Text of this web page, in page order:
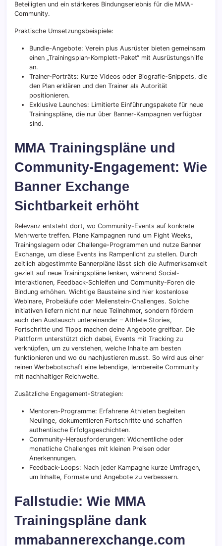
Beteiligten und ein stärkeres Bindungserlebnis für die MMA-
Community.
Praktische Umsetzungsbeispiele:
Bundle-Angebote: Verein plus Ausrüster bieten gemeinsam
einen „Trainingsplan-Komplett-Paket“ mit Ausrüstungshilfe
an.
Trainer-Porträts: Kurze Videos oder Biografie-Snippets, die
den Plan erklären und den Trainer als Autorität
positionieren.
Exklusive Launches: Limitierte Einführungspakete für neue
Trainingspläne, die nur über Banner-Kampagnen verfügbar
sind.
MMA Trainingspläne und
Community-Engagement: Wie
Banner Exchange
Sichtbarkeit erhöht
Relevanz entsteht dort, wo Community-Events auf konkrete
Mehrwerte treffen. Plane Kampagnen rund um Fight Weeks,
Trainingslagern oder Challenge-Programmen und nutze Banner
Exchange, um diese Events ins Rampenlicht zu stellen. Durch
zeitlich abgestimmte Bannerpläne lässt sich die Aufmerksamkeit
gezielt auf neue Trainingspläne lenken, während Social-
Interaktionen, Feedback-Schleifen und Community-Foren die
Bindung erhöhen. Wichtige Bausteine sind hier kostenlose
Webinare, Probeläufe oder Meilenstein-Challenges. Solche
Initiativen liefern nicht nur neue Teilnehmer, sondern fördern
auch den Austausch untereinander – Athlete Stories,
Fortschritte und Tipps machen deine Angebote greifbar. Die
Plattform unterstützt dich dabei, Events mit Tracking zu
verknüpfen, um zu verstehen, welche Inhalte am besten
funktionieren und wo du nachjustieren musst. So wird aus einer
reinen Werbebotschaft eine lebendige, lernbereite Community
mit nachhaltiger Reichweite.
Zusätzliche Engagement-Strategien:
Mentoren-Programme: Erfahrene Athleten begleiten
Neulinge, dokumentieren Fortschritte und schaffen
authentische Erfolgsgeschichten.
Community-Herausforderungen: Wöchentliche oder
monatliche Challenges mit kleinen Preisen oder
Anerkennungen.
Feedback-Loops: Nach jeder Kampagne kurze Umfragen,
um Inhalte, Formate und Angebote zu verbessern.
Fallstudie: Wie MMA
Trainingspläne dank
mmabannerexchange.com